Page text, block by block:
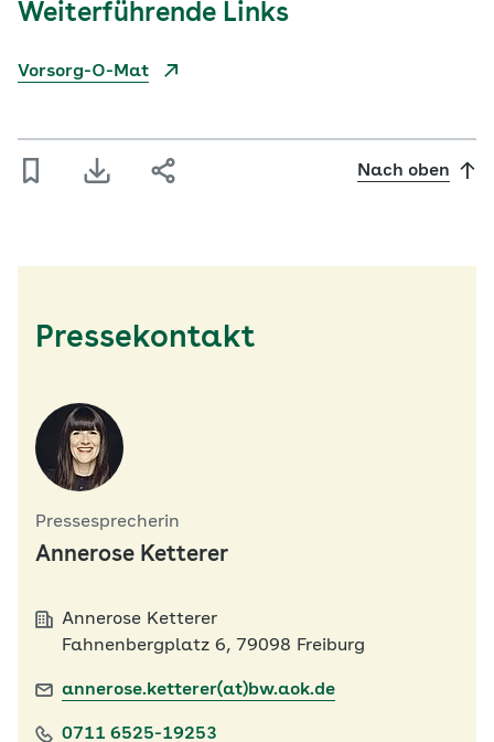
Weiterführende Links
Vorsorg-O-Mat
Nach oben
Pressekontakt
Pressesprecherin
Annerose Ketterer
Annerose Ketterer
Fahnenbergplatz 6, 79098 Freiburg
annerose.ketterer(at)bw.aok.de
0711 6525-19253